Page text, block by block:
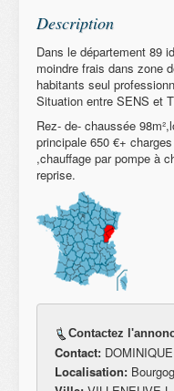
Description
Dans le département 89
moindre frais dans zone
habitants seul
Situation entre SENS et
Rez- de- chaussée
principale 650 €+
,chauffage par pompe à
reprise.
Contactez
Contact:
Localisation: